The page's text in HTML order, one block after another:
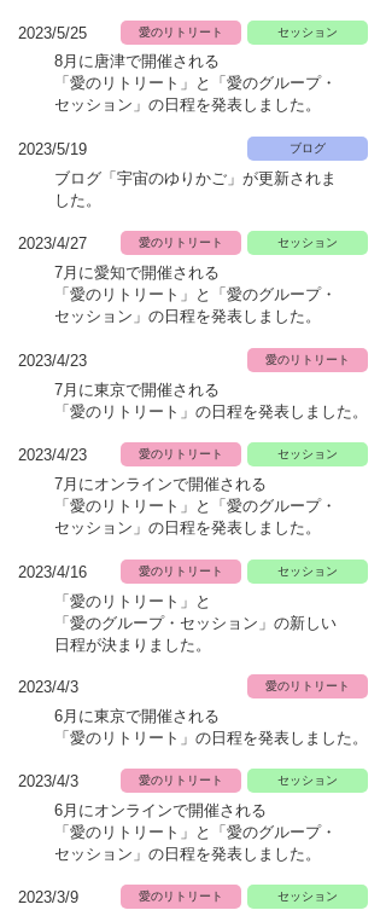
2023/5/25 愛のリトリート セッション
8月に唐津で開催される
「愛のリトリート」と「愛のグループ・
セッション」の日程を発表しました。
2023/5/19 ブログ
​ブログ「宇宙のゆりかご」が更新されま
した。
2023/4/27 愛のリトリート セッション
7月に愛知で開催される
「愛のリトリート」と「愛のグループ・
セッション」の日程を発表しました。
2023/4/23 愛のリトリート
7月に東京で開催される
「愛のリトリート」 の日程を発表しました。
2023/4/23 愛のリトリート セッション
7月にオンラインで開催される
「愛のリトリート」と「愛のグループ・
セッション」の日程を発表しました。
2023/4/16 愛のリトリート セッション
「愛のリトリート」と
「愛のグループ・ セッション」の新しい
日程が​決まりました。
2023/4/3 愛のリトリート
6月に東京で開催される
「愛のリトリート」 の日程を発表しました。
2023/4/3 愛のリトリート セッション
6月にオンラインで開催される
「愛のリトリート」と「愛のグループ・
セッション」の日程を発表しました。
2023/3/9 愛のリトリート セッション